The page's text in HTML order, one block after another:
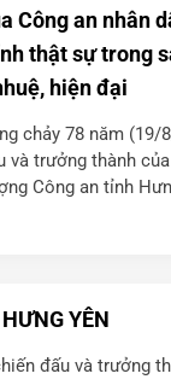
Công an nhân
thật sự trong
hiện đại
chảy 78 năm
và trưởng thành
Công an tỉnh
YÊN
đấu và trưởng